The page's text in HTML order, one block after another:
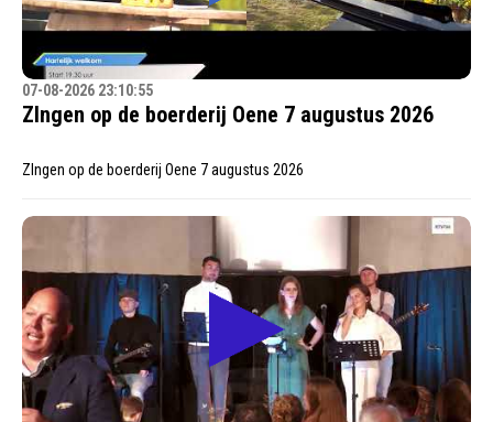
07-08-2026 23:10:55
ZIngen op de boerderij Oene 7 augustus 2026
ZIngen op de boerderij Oene 7 augustus 2026